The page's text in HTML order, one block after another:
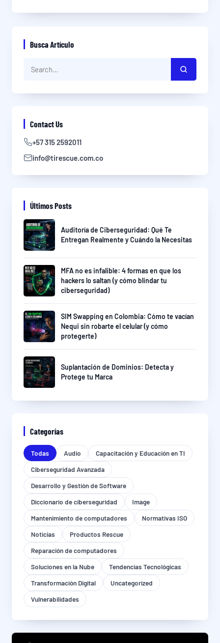
Busca Artículo
Contact Us
+57 315 2592011
info@tirescue.com.co
Últimos Posts
Auditoría de Ciberseguridad: Qué Te
Entregan Realmente y Cuándo la Necesitas
MFA no es infalible: 4 formas en que los
hackers lo saltan (y cómo blindar tu
ciberseguridad)
SIM Swapping en Colombia: Cómo te vacían
Nequi sin robarte el celular (y cómo
protegerte)
Suplantación de Dominios: Detecta y
Protege tu Marca
Categorías
Todas Audio
Capacitación y Educación en TI
Ciberseguridad Avanzada
Desarrollo y Gestión de Software
Diccionario de ciberseguridad
Image
Mantenimiento de computadores
Normativas ISO
Noticias
Productos Rescue
Reparación de computadores
Soluciones en la Nube
Tendencias Tecnológicas
Transformación Digital
Uncategorized
Vulnerabilidades